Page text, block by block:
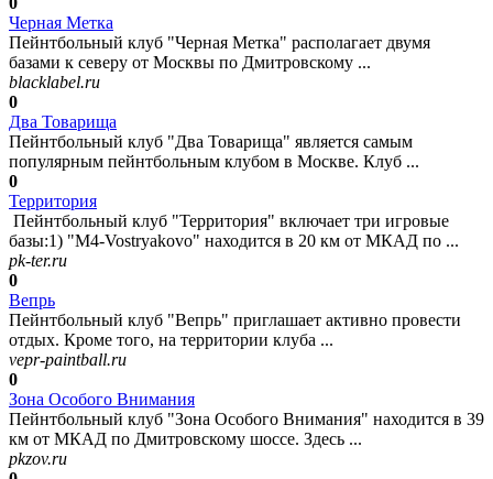
Черная Метка
Пейнтбольный клуб "Черная Метка" располагает двумя
базами к северу от Москвы по Дмитровскому ...
blacklabel.ru
0
Два Товарища
Пейнтбольный клуб "Два Товарища" является самым
популярным пейнтбольным клубом в Москве. Клуб ...
0
Территория
Пейнтбольный клуб "Территория" включает три игровые
базы:1) "M4-Vostryakovo" находится в 20 км от МКАД по ...
pk-ter.ru
0
Вепрь
Пейнтбольный клуб "Вепрь" приглашает активно провести
отдых. Кроме того, на территории клуба ...
vepr-paintball.ru
0
Зона Особого Внимания
Пейнтбольный клуб "Зона Особого Внимания" находится в 39
км от МКАД по Дмитровскому шоссе. Здесь ...
pkzov.ru